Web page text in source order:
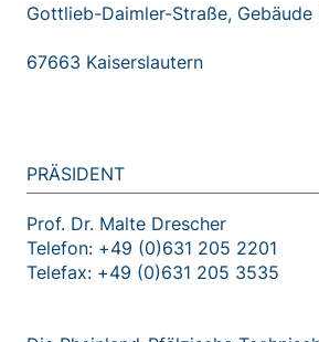
Gottlieb-Daimler-Straße, Gebäude
67663 Kaiserslautern
PRÄSIDENT
Prof. Dr. Malte Drescher
Telefon: +49 (0)631 205 2201
Telefax: +49 (0)631 205 3535